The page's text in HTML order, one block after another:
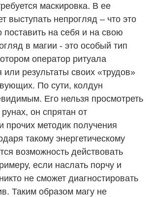
маскировка. В ее
выступать непрогляд – что это
поставить на себя и на свою
в магии - это особый тип
оператор ритуала
или результаты своих «трудов»
По сути, колдун
Его нельзя просмотреть
он спрятан от
прочих методик получения
такому энергетическому
возможность действовать
если наслать порчу и
не сможет диагностировать
Таким образом магу не